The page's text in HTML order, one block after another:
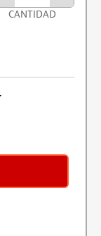
CANTIDAD